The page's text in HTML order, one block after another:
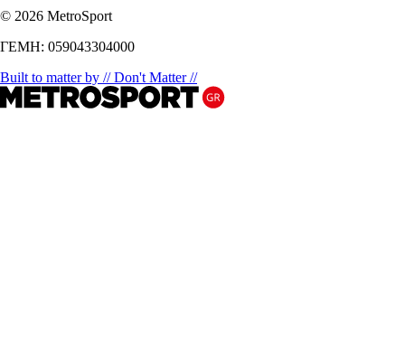
© 2026 MetroSport
ΓΕΜΗ: 059043304000
Built to matter by // Don't Matter //